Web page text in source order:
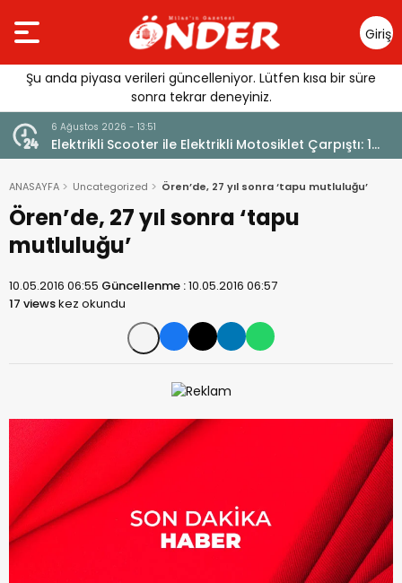
Giriş
Yap
Şu anda piyasa verileri güncelleniyor. Lütfen kısa bir süre
sonra tekrar deneyiniz.
6 Ağustos 2026 - 13:51
Elektrikli Scooter ile Elektrikli Motosiklet Çarpıştı: 1
Yaralı
ANASAYFA Uncategorized Ören’de, 27 yıl sonra ‘tapu mutluluğu’
Ören’de, 27 yıl sonra ‘tapu
mutluluğu’
10.05.2016 06:55 Güncellenme :10.05.2016 06:57
17 viewskez okundu